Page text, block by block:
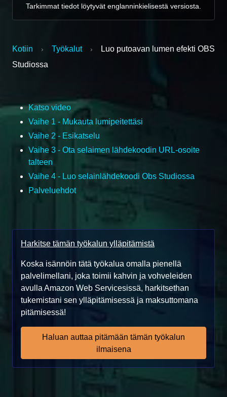
Tarkimmat tiedot löytyvät englanninkielisestä versiosta.
Kotiin › Työkalut ›
Luo putoavan lumen efekti OBS
Studiossa
Katso video
Vaihe 1 - Mukauta lumipeitettäsi
Vaihe 2 - Esikatselu
Vaihe 3 - Ota selaimen lähdekoodin URL-osoite
talteen
Vaihe 4 - Luo selainlähdekoodi Obs Studiossa
Palveluehdot
Harkitse tämän työkalun ylläpitämistä
Koska isännöin tätä työkalua omalla pienellä
palvelimellani, joka toimii kahvin ja vohveleiden
avulla Amazon Web Servicesissä, harkitsethan
tukemistani sen ylläpitämisessä ja maksuttomana
pitämisessä!
Haluan auttaa pitämään tämän työkalun
ilmaisena